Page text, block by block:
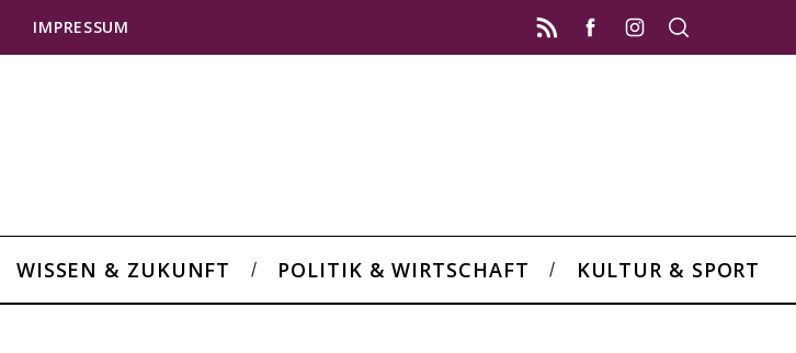
IMPRESSUM
WISSEN & ZUKUNFT POLITIK & WIRTSCHAFT KULTUR & SPORT